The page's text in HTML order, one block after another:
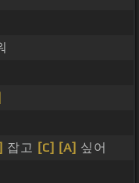
잡고 [C] [A] 싶어